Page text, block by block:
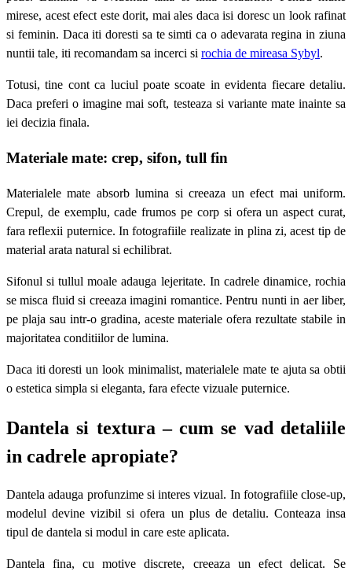
mirese, acest efect este dorit, mai ales daca isi doresc un look rafinat
si feminin. Daca iti doresti sa te simti ca o adevarata regina in ziuna
nuntii tale, iti recomandam sa incerci si rochia de mireasa Sybyl.
Totusi, tine cont ca luciul poate scoate in evidenta fiecare detaliu.
Daca preferi o imagine mai soft, testeaza si variante mate inainte sa
iei decizia finala.
Materiale mate: crep, sifon, tull fin
Materialele mate absorb lumina si creeaza un efect mai uniform.
Crepul, de exemplu, cade frumos pe corp si ofera un aspect curat,
fara reflexii puternice. In fotografiile realizate in plina zi, acest tip de
material arata natural si echilibrat.
Sifonul si tullul moale adauga lejeritate. In cadrele dinamice, rochia
se misca fluid si creeaza imagini romantice. Pentru nunti in aer liber,
pe plaja sau intr-o gradina, aceste materiale ofera rezultate stabile in
majoritatea conditiilor de lumina.
Daca iti doresti un look minimalist, materialele mate te ajuta sa obtii
o estetica simpla si eleganta, fara efecte vizuale puternice.
Dantela si textura – cum se vad detaliile
in cadrele apropiate?
Dantela adauga profunzime si interes vizual. In fotografiile close-up,
modelul devine vizibil si ofera un plus de detaliu. Conteaza insa
tipul de dantela si modul in care este aplicata.
Dantela fina, cu motive discrete, creeaza un efect delicat. Se